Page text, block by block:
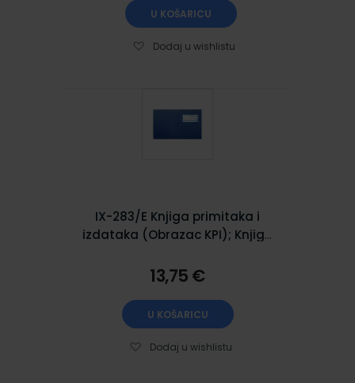
U KOŠARICU
Dodaj u wishlistu
IX-283/E Knjiga primitaka i
izdataka (Obrazac KPI); Knjiga
13,75 €
U KOŠARICU
Dodaj u wishlistu